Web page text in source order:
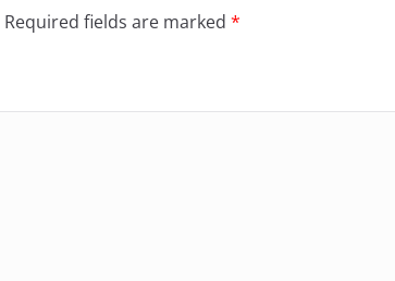
Required fields are marked *